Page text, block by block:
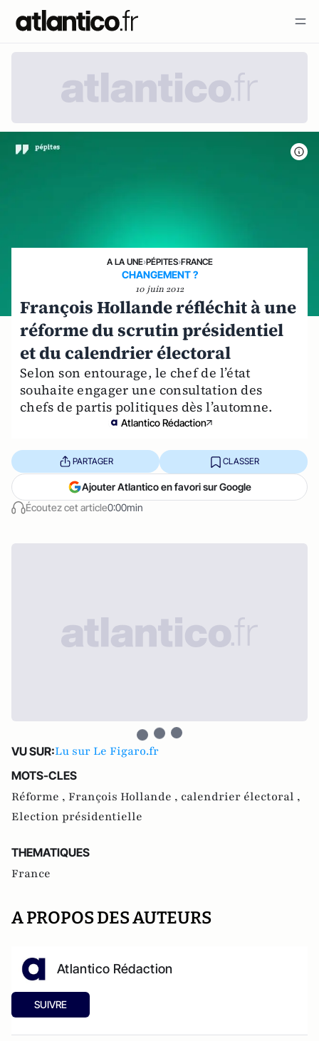
A LA UNE›PÉPITES›FRANCE
CHANGEMENT ?
10 juin 2012
François Hollande réfléchit à une
réforme du scrutin présidentiel
et du calendrier électoral
Selon son entourage, le chef de l’état
souhaite engager une consultation des
chefs de partis politiques dès l’automne.
Atlantico Rédaction
Écoutez cet article0:00min
PARTAGER CLASSER
Ajouter Atlantico en favori sur Google
VU SUR:Lu sur Le Figaro.fr
MOTS-CLES
Réforme , François Hollande , calendrier électoral ,
Election présidentielle
THEMATIQUES
France
A PROPOS DES AUTEURS
Atlantico Rédaction
SUIVRE